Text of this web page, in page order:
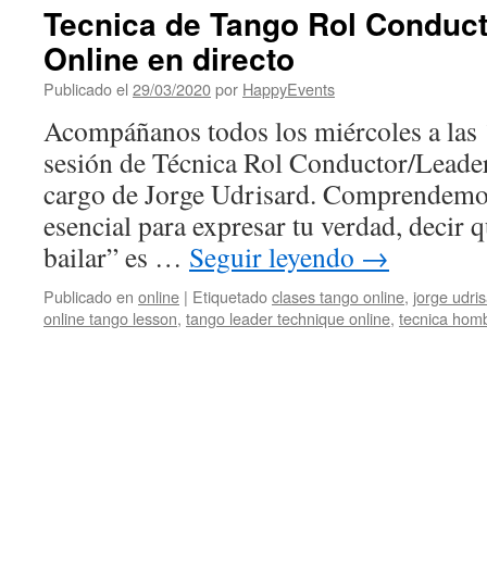
Tecnica de Tango Rol
Online en directo
Publicado el 29/03/2020por HappyEvents
Acompáñanos todos los miércoles a
sesión de Técnica Rol Conductor/
cargo de Jorge Udrisard.
esencial para expresar tu verdad, decir
bailar” es … Seguir leyendo →
Publicado en online | Etiquetadoclases tango online, jorge
online tango lesson, tango leader technique online, tecnica